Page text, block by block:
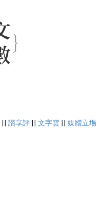
|| 讚享評 || 文字雲 || 媒體立場